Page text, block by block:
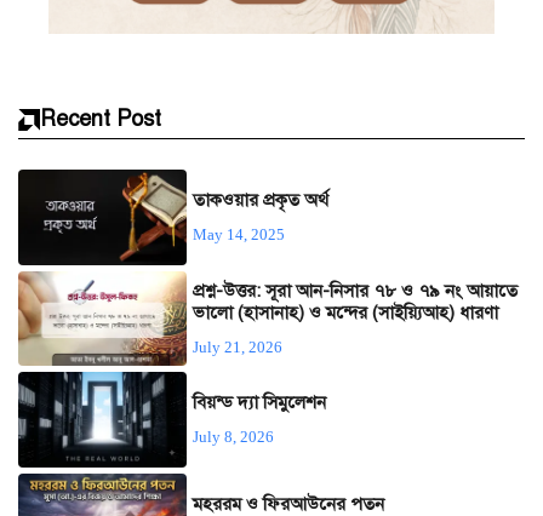
Recent Post
তাকওয়ার প্রকৃত অর্থ
May 14, 2025
প্রশ্ন-উত্তর: সূরা আন-নিসার ৭৮ ও ৭৯ নং আয়াতে
ভালো (হাসানাহ) ও মন্দের (সাইয়্যিআহ) ধারণা
July 21, 2026
বিয়ন্ড দ্যা সিমুলেশন
July 8, 2026
মহররম ও ফিরআউনের পতন